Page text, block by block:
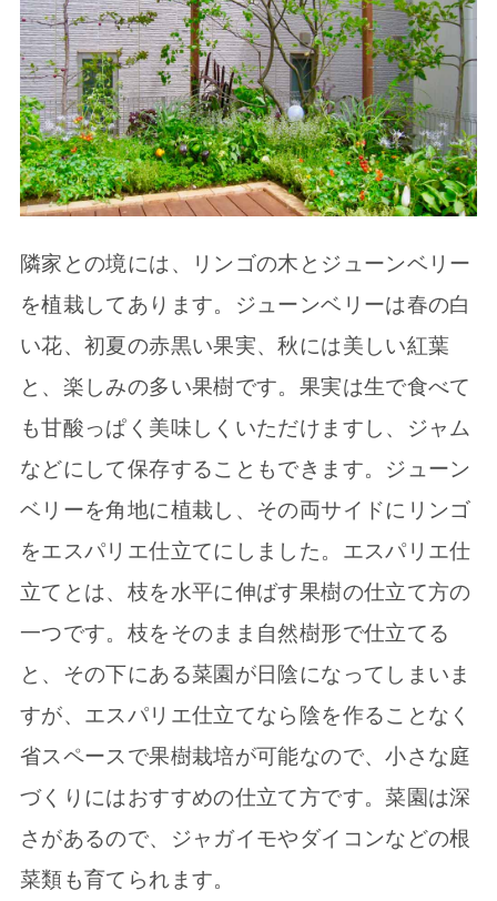
隣家との境には、リンゴの木とジューンベリー
を植栽してあります。ジューンベリーは春の白
い花、初夏の赤黒い果実、秋には美しい紅葉
と、楽しみの多い果樹です。果実は生で食べて
も甘酸っぱく美味しくいただけますし、ジャム
などにして保存することもできます。ジューン
ベリーを角地に植栽し、その両サイドにリンゴ
をエスパリエ仕立てにしました。エスパリエ仕
立てとは、枝を水平に伸ばす果樹の仕立て方の
一つです。枝をそのまま自然樹形で仕立てる
と、その下にある菜園が日陰になってしまいま
すが、エスパリエ仕立てなら陰を作ることなく
省スペースで果樹栽培が可能なので、小さな庭
づくりにはおすすめの仕立て方です。菜園は深
さがあるので、ジャガイモやダイコンなどの根
菜類も育てられます。